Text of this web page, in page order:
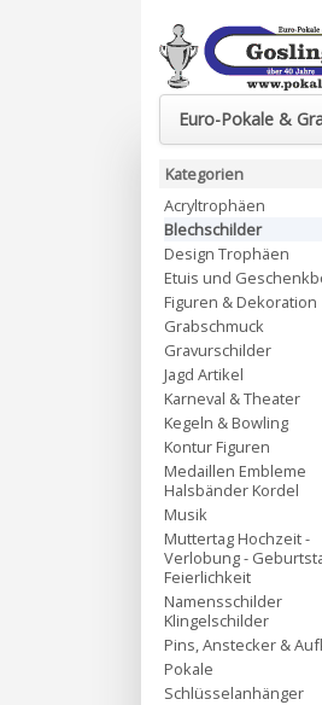
Euro-Pokale &
Kategorien
Acryltrophäen
Blechschilder
Design Trophäen
Etuis und
Figuren & Dekoration
Grabschmuck
Gravurschilder
Jagd Artikel
Karneval & Theater
Kegeln & Bowling
Kontur Figuren
Medaillen Embleme
Halsbänder Kordel
Musik
Muttertag Hochzeit -
Verlobung -
Feierlichkeit
Namensschilder
Klingelschilder
Pins, Anstecker &
Pokale
Schlüsselanhänger